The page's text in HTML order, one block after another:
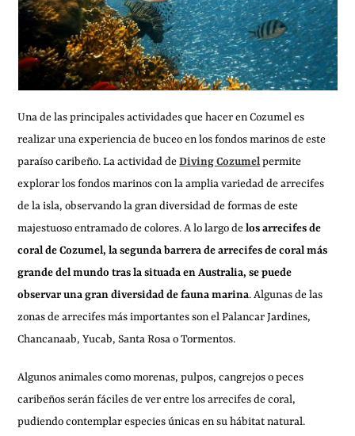
Una de las principales actividades que hacer en Cozumel es
realizar una experiencia de buceo en los fondos marinos de este
paraíso caribeño. La actividad deDiving Cozumelpermite
explorar los fondos marinos con la amplia variedad de arrecifes
de la isla, observando la gran diversidad de formas de este
majestuoso entramado de colores. A lo largo delos arrecifes de
coral de Cozumel, la segunda barrera de arrecifes de coral más
grande del mundo tras la situada en Australia, se puede
observar una gran diversidad de fauna marina. Algunas de las
zonas de arrecifes más importantes son el Palancar Jardines,
Chancanaab, Yucab, Santa Rosa o Tormentos.
Algunos animales como morenas, pulpos, cangrejos o peces
caribeños serán fáciles de ver entre los arrecifes de coral,
pudiendo contemplar especies únicas en su hábitat natural.